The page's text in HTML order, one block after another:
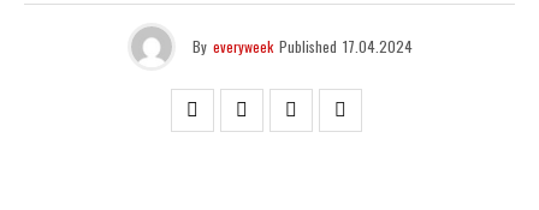
By everyweek Published 17.04.2024